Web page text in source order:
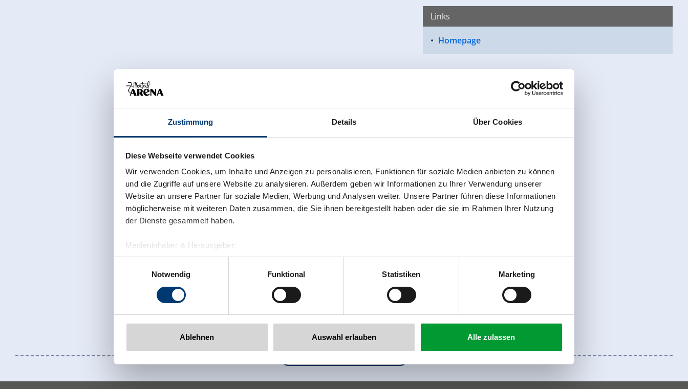
Zustimmung Details Über Cookies
Diese Webseite verwendet Cookies
Wir verwenden Cookies, um Inhalte und Anzeigen zu personalisieren, Funktionen für soziale Medien anbieten zu können
und die Zugriffe auf unsere Website zu analysieren. Außerdem geben wir Informationen zu Ihrer Verwendung unserer
Website an unsere Partner für soziale Medien, Werbung und Analysen weiter. Unsere Partner führen diese Informationen
möglicherweise mit weiteren Daten zusammen, die Sie ihnen bereitgestellt haben oder die sie im Rahmen Ihrer Nutzung
der Dienste gesammelt haben.
Medieninhaber & Herausgeber:
Zeller Bergbahnen Zillertal GmbH & Co KG
Rohr 23// A-6280 Zell am Ziller
www.zillertalarena.com
Notwendig
Funktional Statistiken Marketing
Ablehnen Auswahl erlauben Alle zulassen
Links
Homepage